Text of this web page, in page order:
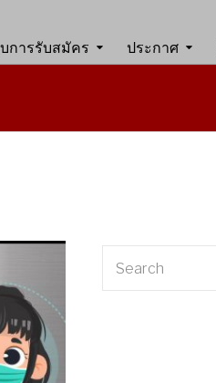
บการรับสมัคร ประกาศ